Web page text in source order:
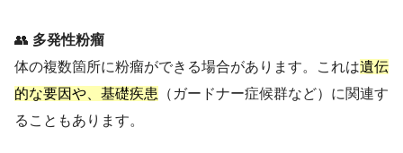
👥 多発性粉瘤
体の複数箇所に粉瘤ができる場合があります。これは遺伝
的な要因や、基礎疾患
（ガードナー症候群など）に関連す
ることもあります。